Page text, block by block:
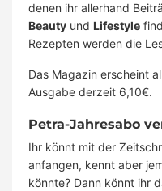
denen ihr allerhand
Beauty und Lifestyle
Rezepten werden die
Das Magazin erscheint
Ausgabe derzeit 6,10€.
Petra-Jahresabo
Ihr könnt mit der
anfangen, kennt aber
könnte? Dann könnt ihr